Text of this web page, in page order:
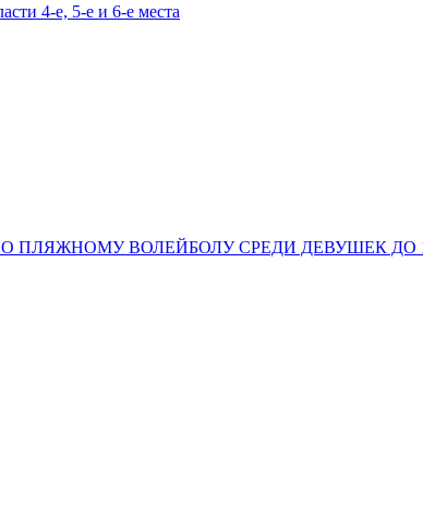
4-е, 5-е и 6-е места
ПЛЯЖНОМУ ВОЛЕЙБОЛУ СРЕДИ ДЕВУШЕК ДО 18